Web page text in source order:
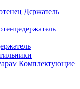
Держатель
Комплектующие